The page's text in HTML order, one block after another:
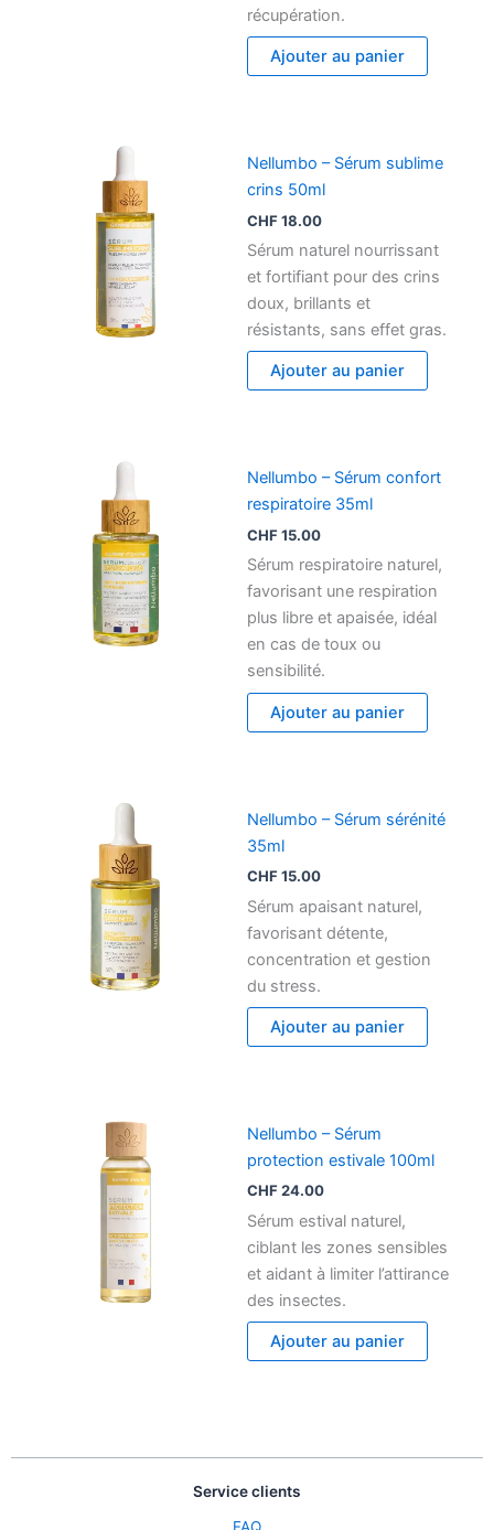
récupération.
Ajouter au panier
Nellumbo – Sérum sublime
crins 50ml
CHF18.00
Sérum naturel nourrissant
et fortifiant pour des crins
doux, brillants et
résistants, sans effet gras.
Ajouter au panier
Nellumbo – Sérum confort
respiratoire 35ml
CHF15.00
Sérum respiratoire naturel,
favorisant une respiration
plus libre et apaisée, idéal
en cas de toux ou
sensibilité.
Ajouter au panier
Nellumbo – Sérum sérénité
35ml
CHF15.00
Sérum apaisant naturel,
favorisant détente,
concentration et gestion
du stress.
Ajouter au panier
Nellumbo – Sérum
protection estivale 100ml
CHF24.00
Sérum estival naturel,
ciblant les zones sensibles
et aidant à limiter l’attirance
des insectes.
Ajouter au panier
Service clients